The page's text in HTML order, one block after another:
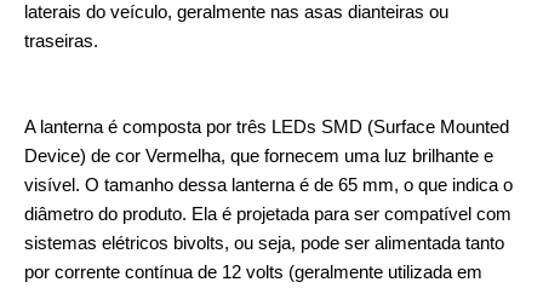
laterais do veículo, geralmente nas asas dianteiras ou
traseiras.
A lanterna é composta por três LEDs SMD (Surface Mounted
Device) de cor Vermelha, que fornecem uma luz brilhante e
visível. O tamanho dessa lanterna é de 65 mm, o que indica o
diâmetro do produto. Ela é projetada para ser compatível com
sistemas elétricos bivolts, ou seja, pode ser alimentada tanto
por corrente contínua de 12 volts (geralmente utilizada em